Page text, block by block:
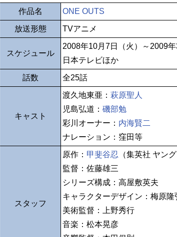
作品名 ONE OUTS
放送形態 TVアニメ
スケジュール
2008年10月7日（火）～2009年
日本テレビほか
話数 全25話
キャスト
渡久地東亜： 萩原聖人
児島弘道： 磯部勉
彩川オーナー： 内海賢二
ナレーション：窪田等
スタッフ
原作： 甲斐谷忍 （集英社 ヤン
監督：佐藤雄三
シリーズ構成：高屋敷英夫
キャラクターデザイン：梅原隆
美術監督：上野秀行
音楽：松本晃彦